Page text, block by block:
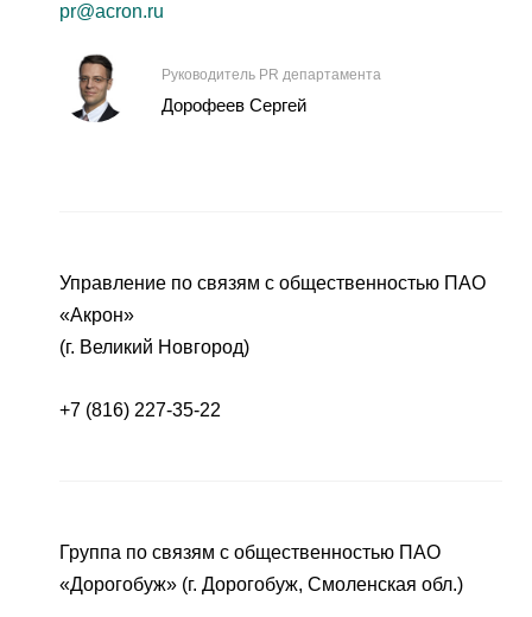
pr@acron.ru
Руководитель PR департамента
Дорофеев Сергей
Управление по связям с общественностью ПАО
«Акрон»
(г. Великий Новгород)
+7 (816) 227-35-22
Группа по связям с общественностью ПАО
«Дорогобуж» (г. Дорогобуж, Смоленская обл.)